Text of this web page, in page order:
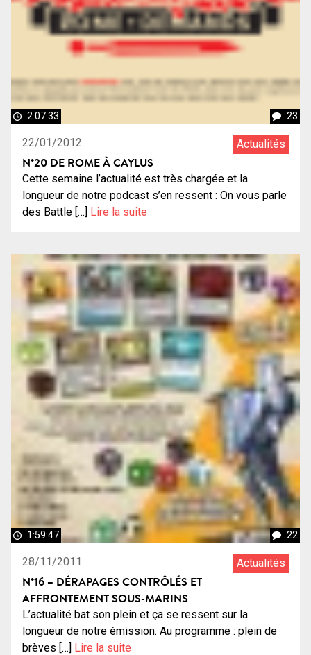
2:07:33 23
22/01/2012 Actualités
N°20 DE ROME À CAYLUS
Cette semaine l’actualité est très chargée et la
longueur de notre podcast s’en ressent : On vous parle
des Battle […] Lire la suite
1:59:47 22
28/11/2011 Actualités
N°16 – DÉRAPAGES CONTRÔLÉS ET
AFFRONTEMENT SOUS-MARINS
L’actualité bat son plein et ça se ressent sur la
longueur de notre émission. Au programme : plein de
brèves […] Lire la suite